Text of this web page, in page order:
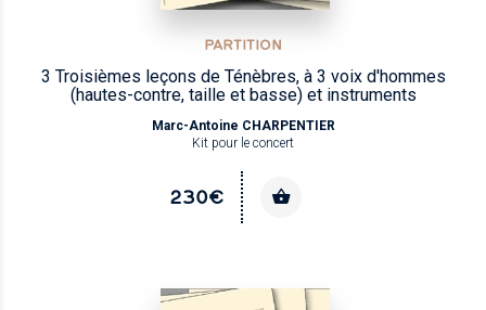
PARTITION
3 Troisièmes leçons de Ténèbres, à 3 voix d'hommes
(hautes-contre, taille et basse) et instruments
Marc-Antoine CHARPENTIER
Kit pour le concert
230€